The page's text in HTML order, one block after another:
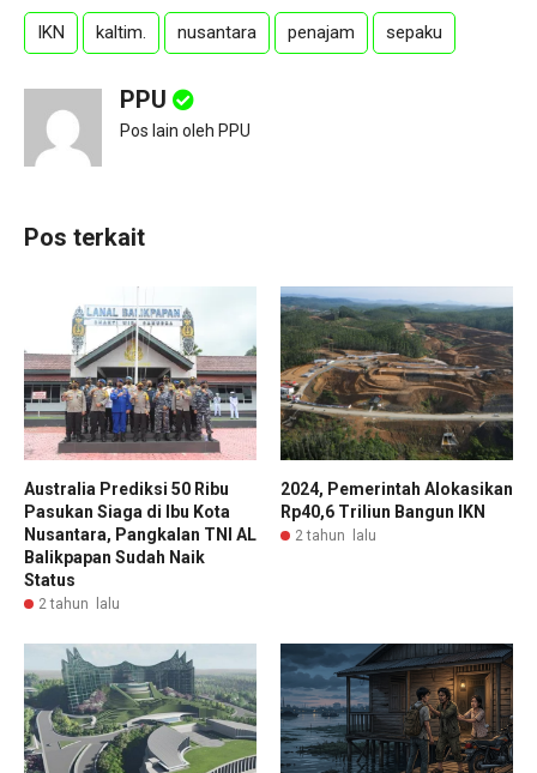
IKN kaltim. nusantara penajam sepaku
PPU
Pos lain oleh PPU
Pos terkait
Australia Prediksi 50 Ribu
Pasukan Siaga di Ibu Kota
Nusantara, Pangkalan TNI AL
Balikpapan Sudah Naik
Status
2 tahun lalu
2024, Pemerintah Alokasikan
Rp40,6 Triliun Bangun IKN
2 tahun lalu